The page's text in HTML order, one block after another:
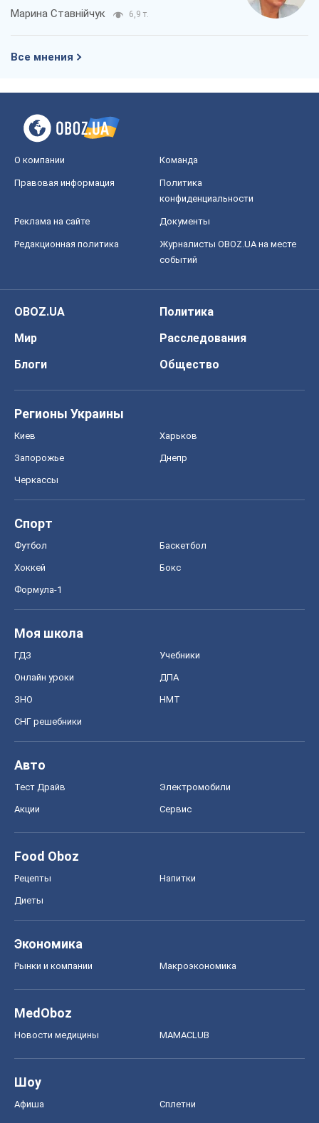
Марина Ставнійчук 6,9 т.
Все мнения
О компании Команда
Правовая информация
Политика
конфиденциальности
Реклама на сайте Документы
Редакционная политика
Журналисты OBOZ.UA на месте
событий
OBOZ.UA
Политика
Мир
Расследования
Блоги
Общество
Регионы Украины
Киев Харьков
Запорожье Днепр
Черкассы
Спорт
Футбол Баскетбол
Хоккей Бокс
Формула-1
Моя школа
ГДЗ Учебники
Онлайн уроки ДПА
ЗНО НМТ
СНГ решебники
Авто
Тест Драйв Электромобили
Акции Сервис
Food Oboz
Рецепты Напитки
Диеты
Экономика
Рынки и компании Mакроэкономика
MedOboz
Новости медицины MAMACLUB
Шоу
Афиша Сплетни